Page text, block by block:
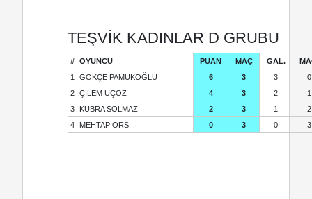
TEŞVİK KADINLAR D GRUBU
# OYUNCU PUAN MAÇ GAL.
1
GÖKÇE PAMUKOĞLU 6 3 3
0
2 ÇİLEM ÜÇÖZ 4 3 2
1
3
KÜBRA SOLMAZ 2 3 1
2
4
MEHTAP ÖRS 0 3 0 3